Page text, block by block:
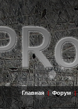
Главная | Форум |